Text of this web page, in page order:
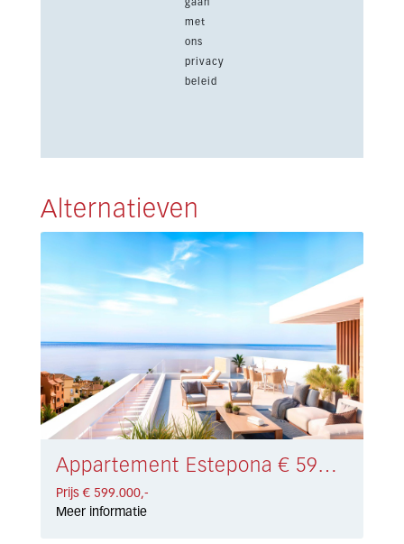
met
ons
privacy
beleid
Alternatieven
Appartement Estepona € 599.000,-
Prijs € 599.000,-
Meer informatie